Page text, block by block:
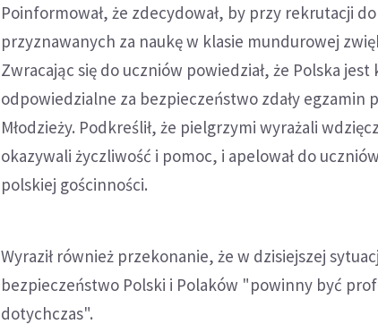
Poinformował, że zdecydował, by przy rekrutacji
przyznawanych za naukę w klasie mundurowej
Zwracając się do uczniów powiedział, że Polska
odpowiedzialne za bezpieczeństwo zdały egzamin
Młodzieży. Podkreślił, że pielgrzymi wyrażali
okazywali życzliwość i pomoc, i apelował do
polskiej gościnności.
Wyraził również przekonanie, że w dzisiejszej
bezpieczeństwo Polski i Polaków "powinny być
dotychczas".